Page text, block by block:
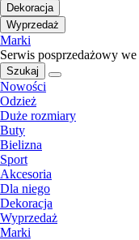
Dekoracja
Wyprzedaż
Marki
Serwis posprzedażowy we
Szukaj
Nowości
Odzież
Duże rozmiary
Buty
Bielizna
Sport
Akcesoria
Dla niego
Dekoracja
Wyprzedaż
Marki